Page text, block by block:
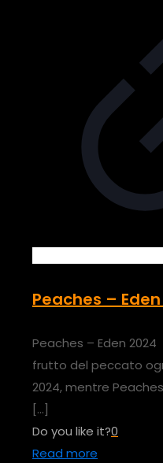
Peaches –
Peaches – Eden
frutto del peccato
2024, mentre
[…]
Do you like it?0
Read more